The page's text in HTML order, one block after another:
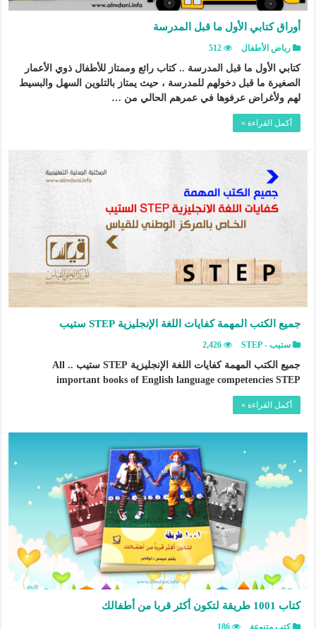
أوراق كتابي الأول ما قبل المدرسة
رياض الأطفال 512
كتابي الأول ما قبل المدرسة .. كتاب رائع وممتاز للأطفال ذوي الأعمار
الصغيرة ما قبل دخولهم للمدرسة ، حيث يمتاز بالتلوين السهل والبسيط
لهم ولأغراض عرفوها في عمرهم الحالي من …
أكمل القراءة »
جميع الكتب المهمة كفايات اللغة الإنجليزية STEP ستيب
ستيب - STEP 2,426
جميع الكتب المهمة كفايات اللغة الإنجليزية STEP ستيب .. All
important books of English language competencies STEP
أكمل القراءة »
كتاب 1001 طريقة لتكون أكثر قربا من أطفالك
كتب متنوعة 186